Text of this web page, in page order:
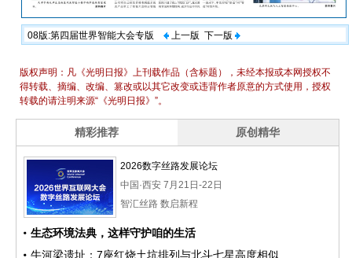
08版:第四届世界智能大会专版 上一版 下一版